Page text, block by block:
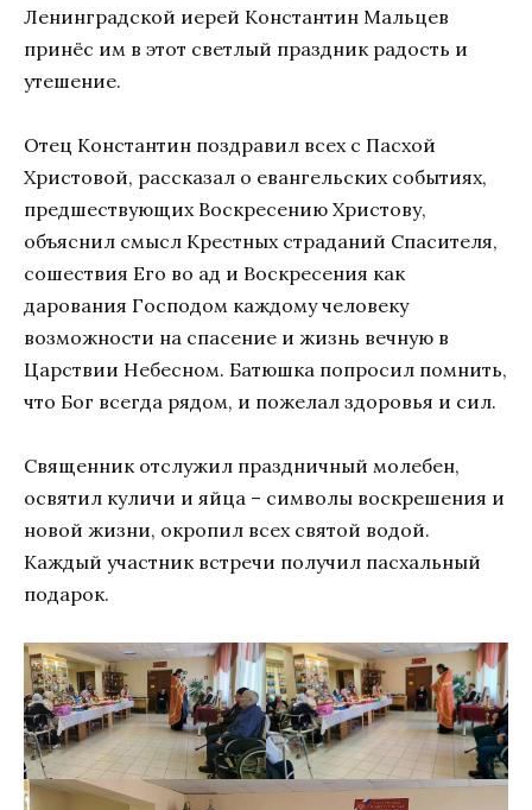
Ленинградской иерей Константин Мальцев
принёс им в этот светлый праздник радость и
утешение.
Отец Константин поздравил всех с Пасхой
Христовой, рассказал о евангельских событиях,
предшествующих Воскресению Христову,
объяснил смысл Крестных страданий Спасителя,
сошествия Его во ад и Воскресения как
дарования Господом каждому человеку
возможности на спасение и жизнь вечную в
Царствии Небесном. Батюшка попросил помнить,
что Бог всегда рядом, и пожелал здоровья и сил.
Священник отслужил праздничный молебен,
освятил куличи и яйца – символы воскрешения и
новой жизни, окропил всех святой водой.
Каждый участник встречи получил пасхальный
подарок.